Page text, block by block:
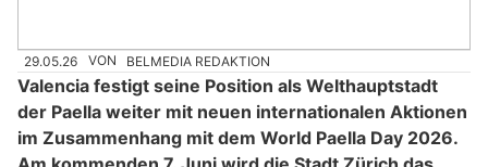
29.05.26 VON BELMEDIA REDAKTION
Valencia festigt seine Position als Welthauptstadt
der Paella weiter mit neuen internationalen Aktionen
im Zusammenhang mit dem World Paella Day 2026.